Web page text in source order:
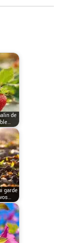
de
garde